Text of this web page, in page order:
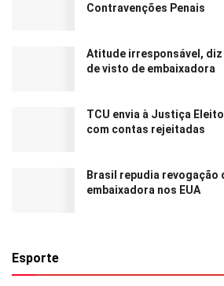
Contravenções Penais
Atitude irresponsável,
de visto de embaixadora
TCU envia à Justiça
com contas rejeitadas
Brasil repudia revogação
embaixadora nos EUA
Esporte